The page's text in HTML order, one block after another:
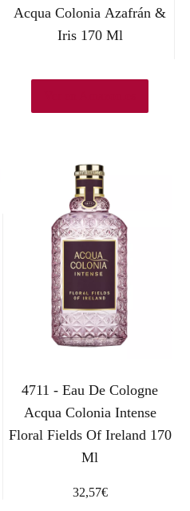
Acqua Colonia Azafrán &
Iris 170 Ml
4711 - Eau De Cologne
Acqua Colonia Intense
Floral Fields Of Ireland 170
Ml
32,57€